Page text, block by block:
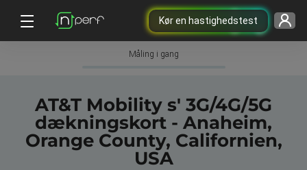
Kør en hastighedstest
Måling i gang
AT&T Mobility s' 3G/4G/5G
dækningskort - Anaheim,
Orange County, Californien,
USA